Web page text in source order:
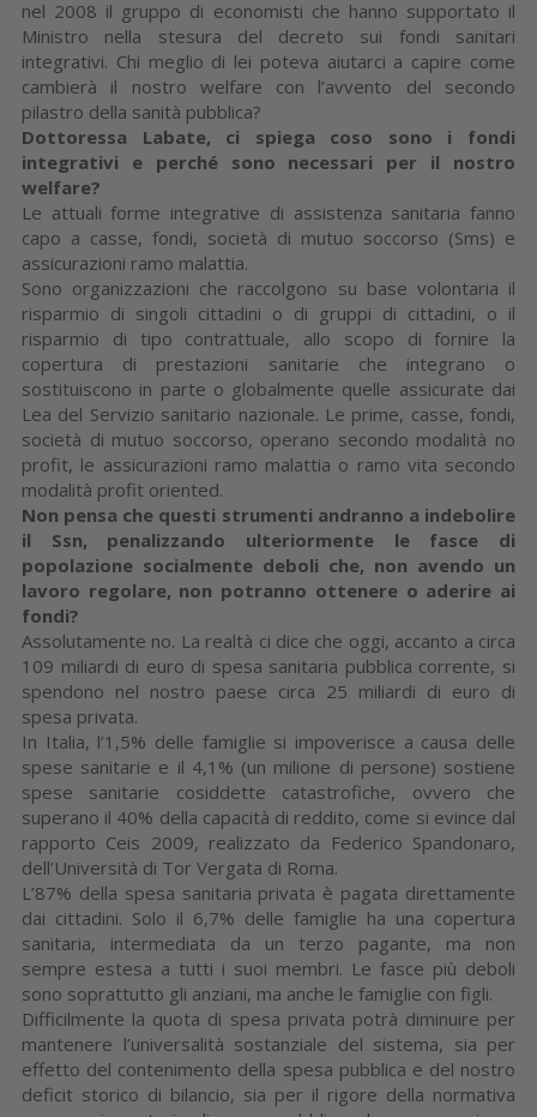
nel 2008 il gruppo di economisti che hanno supportato il
Ministro nella stesura del decreto sui fondi sanitari
integrativi. Chi meglio di lei poteva aiutarci a capire come
cambierà il nostro welfare con l’avvento del secondo
pilastro della sanità pubblica?
Dottoressa Labate, ci spiega coso sono i fondi
integrativi e perché sono necessari per il nostro
welfare?
Le attuali forme integrative di assistenza sanitaria fanno
capo a casse, fondi, società di mutuo soccorso (Sms) e
assicurazioni ramo malattia.
Sono organizzazioni che raccolgono su base volontaria il
risparmio di singoli cittadini o di gruppi di cittadini, o il
risparmio di tipo contrattuale, allo scopo di fornire la
copertura di prestazioni sanitarie che integrano o
sostituiscono in parte o globalmente quelle assicurate dai
Lea del Servizio sanitario nazionale. Le prime, casse, fondi,
società di mutuo soccorso, operano secondo modalità no
profit, le assicurazioni ramo malattia o ramo vita secondo
modalità profit oriented.
Non pensa che questi strumenti andranno a indebolire
il Ssn, penalizzando ulteriormente le fasce di
popolazione socialmente deboli che, non avendo un
lavoro regolare, non potranno ottenere o aderire ai
fondi?
Assolutamente no. La realtà ci dice che oggi, accanto a circa
109 miliardi di euro di spesa sanitaria pubblica corrente, si
spendono nel nostro paese circa 25 miliardi di euro di
spesa privata.
In Italia, l’1,5% delle famiglie si impoverisce a causa delle
spese sanitarie e il 4,1% (un milione di persone) sostiene
spese sanitarie cosiddette catastrofiche, ovvero che
superano il 40% della capacità di reddito, come si evince dal
rapporto Ceis 2009, realizzato da Federico Spandonaro,
dell’Università di Tor Vergata di Roma.
L’87% della spesa sanitaria privata è pagata direttamente
dai cittadini. Solo il 6,7% delle famiglie ha una copertura
sanitaria, intermediata da un terzo pagante, ma non
sempre estesa a tutti i suoi membri. Le fasce più deboli
sono soprattutto gli anziani, ma anche le famiglie con figli.
Difficilmente la quota di spesa privata potrà diminuire per
mantenere l’universalità sostanziale del sistema, sia per
effetto del contenimento della spesa pubblica e del nostro
deficit storico di bilancio, sia per il rigore della normativa